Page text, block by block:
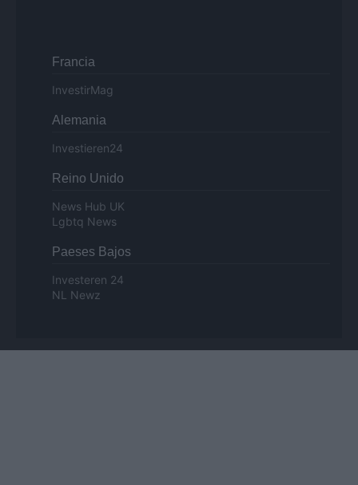
Francia
InvestirMag
Alemania
Investieren24
Reino Unido
News Hub UK
Lgbtq News
Paeses Bajos
Investeren 24
NL Newz